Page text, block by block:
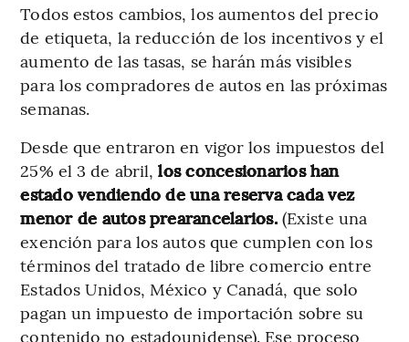
Todos estos cambios, los aumentos del precio
de etiqueta, la reducción de los incentivos y el
aumento de las tasas, se harán más visibles
para los compradores de autos en las próximas
semanas.
Desde que entraron en vigor los impuestos del
25% el 3 de abril, los concesionarios han
estado vendiendo de una reserva cada vez
menor de autos prearancelarios.(Existe una
exención para los autos que cumplen con los
términos del tratado de libre comercio entre
Estados Unidos, México y Canadá, que solo
pagan un impuesto de importación sobre su
contenido no estadounidense). Ese proceso